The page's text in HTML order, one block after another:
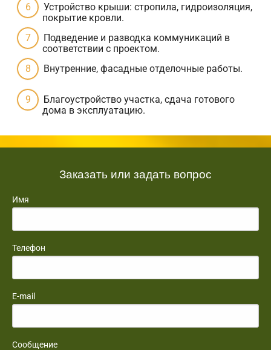
Устройство крыши: стропила, гидроизоляция,
покрытие кровли.
Подведение и разводка коммуникаций в
соответствии с проектом.
Внутренние, фасадные отделочные работы.
Благоустройство участка, сдача готового
дома в эксплуатацию.
Заказать или задать вопрос
Имя
Телефон
E-mail
Сообщение